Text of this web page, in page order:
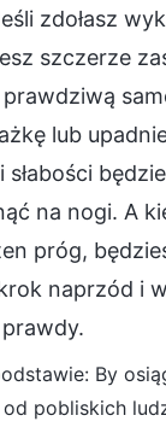
zdołasz
szczerze
lub
słabości
na nogi. A
próg,
naprzód i
By
pobliskich